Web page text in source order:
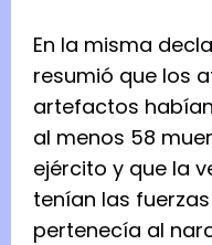
En la misma
resumió que los
artefactos
al menos 58
ejército y que la
tenían las
pertenecía al